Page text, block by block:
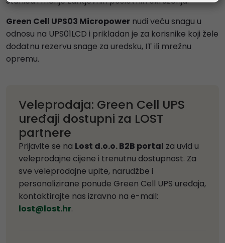
Green Cell UPS03 Micropower nudi veću snagu u
odnosu na UPS01LCD i prikladan je za korisnike koji žele
dodatnu rezervu snage za uredsku, IT ili mrežnu
opremu.
Veleprodaja: Green Cell UPS
uređaji dostupni za LOST
partnere
Prijavite se na Lost d.o.o. B2B portal za uvid u
veleprodajne cijene i trenutnu dostupnost. Za
sve veleprodajne upite, narudžbe i
personalizirane ponude Green Cell UPS uređaja,
kontaktirajte nas izravno na e-mail:
lost@lost.hr.